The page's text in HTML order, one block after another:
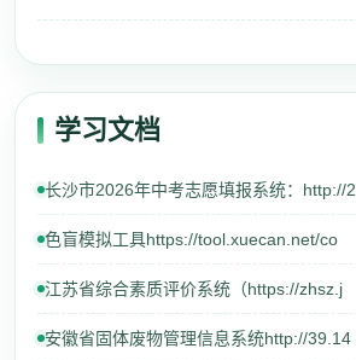
学习文档
长沙市2026年中考志愿填报系统：http://2
色盲模拟工具https://tool.xuecan.net/co
江苏省综合素质评价系统（https://zhsz.j
安徽省固体废物管理信息系统http://39.14